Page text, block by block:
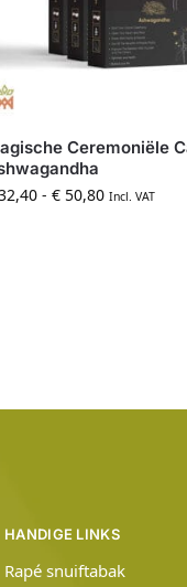
Ceremoniële
- € 50,80 Incl. VAT
HANDIGE LINKS
Rapé snuiftabak